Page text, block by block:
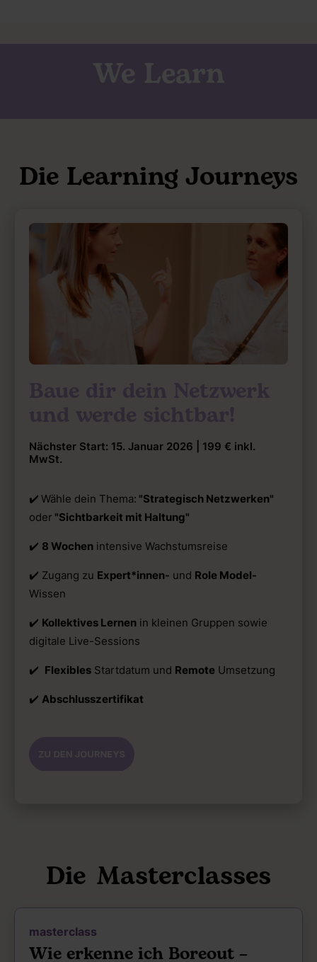
We Learn
Die Learning Journeys
Nächster Start: 15. Januar 2026 | 199 € inkl.
MwSt.
✔️ Wähle dein Thema: "Strategisch Netzwerken"
oder "Sichtbarkeit mit Haltung"
✔️ 8 Wochen intensive Wachstumsreise
✔️ Zugang zu Expert*innen- und Role Model-
Wissen
✔️ Kollektives Lernen in kleinen Gruppen sowie
digitale Live-Sessions
✔️ Flexibles Startdatum und Remote Umsetzung
✔️ Abschlusszertifikat
Die Masterclasses
masterclass
Wie erkenne ich Boreout –